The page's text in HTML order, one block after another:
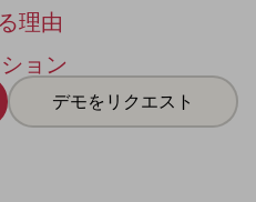
理由
ョン
デモをリクエスト